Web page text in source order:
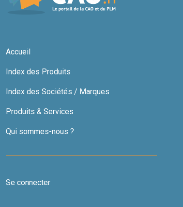
Accueil
Index des Produits
Index des Sociétés / Marques
Produits & Services
Qui sommes-nous ?
Se connecter